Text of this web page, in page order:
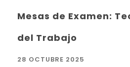
Mesas de Examen:
del Trabajo
28 OCTUBRE 2025